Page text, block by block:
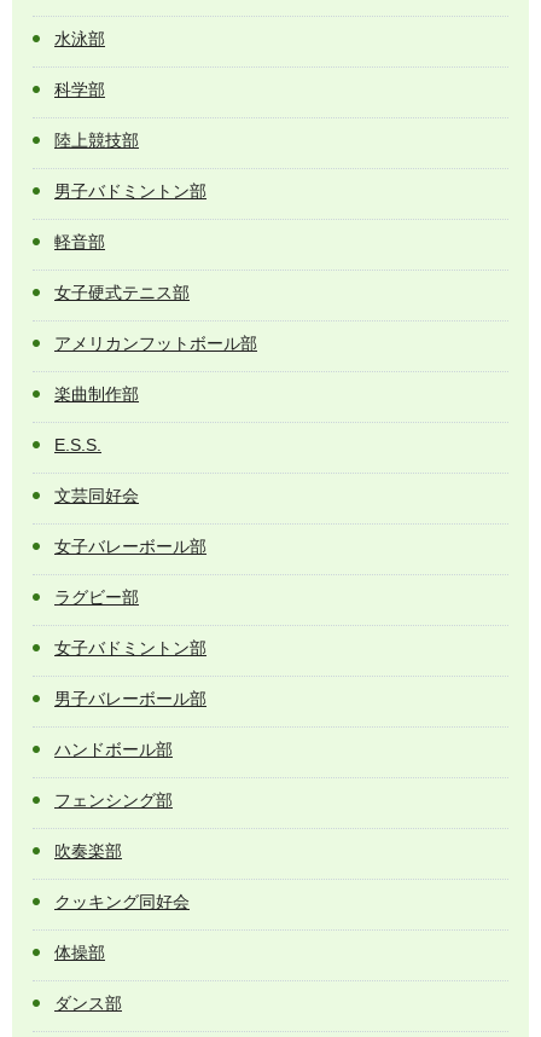
水泳部
科学部
陸上競技部
男子バドミントン部
軽音部
女子硬式テニス部
アメリカンフットボール部
楽曲制作部
E.S.S.
文芸同好会
女子バレーボール部
ラグビー部
女子バドミントン部
男子バレーボール部
ハンドボール部
フェンシング部
吹奏楽部
クッキング同好会
体操部
ダンス部